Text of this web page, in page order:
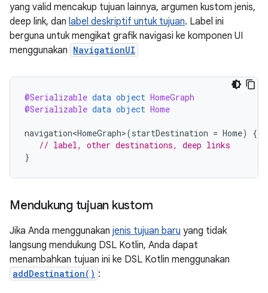
yang valid mencakup tujuan lainnya, argumen kustom jenis,
deep link, dan label deskriptif untuk tujuan. Label ini
berguna untuk mengikat grafik navigasi ke komponen UI
menggunakan NavigationUI
@Serializable data object HomeGraph
@Serializable data object Home
navigation<HomeGraph>(startDestination = Home)
{
// label, other destinations, deep links
}
Mendukung tujuan kustom
Jika Anda menggunakan jenis tujuan baru yang tidak
langsung mendukung DSL Kotlin, Anda dapat
menambahkan tujuan ini ke DSL Kotlin menggunakan
addDestination() :